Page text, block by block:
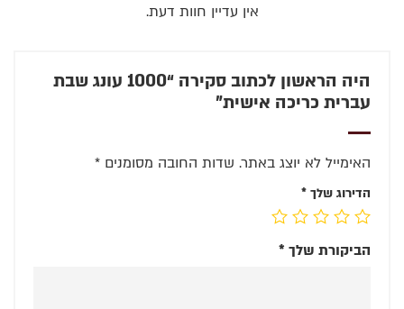
אין עדיין חוות דעת.
היה הראשון לכתוב סקירה “1000 עונג שבת
עברית כריכה אישית”
האימייל לא יוצג באתר. שדות החובה מסומנים *
הדירוג שלך *
הביקורת שלך *